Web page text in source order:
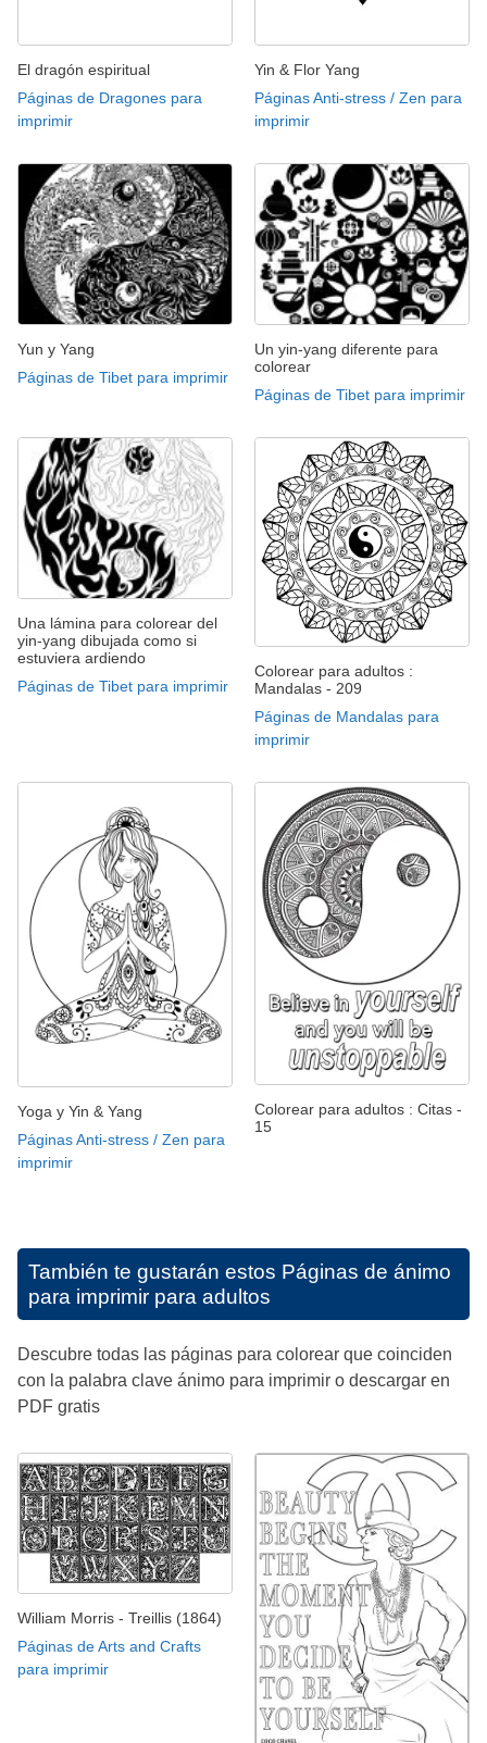
El dragón espiritual
Páginas de Dragones para
imprimir
Yin & Flor Yang
Páginas Anti-stress / Zen para
imprimir
Yun y Yang
Páginas de Tibet para imprimir
Un yin-yang diferente para
colorear
Páginas de Tibet para imprimir
Una lámina para colorear del
yin-yang dibujada como si
estuviera ardiendo
Páginas de Tibet para imprimir
Colorear para adultos :
Mandalas - 209
Páginas de Mandalas para
imprimir
Yoga y Yin & Yang
Páginas Anti-stress / Zen para
imprimir
Colorear para adultos : Citas -
15
También te gustarán estos Páginas de ánimo
para imprimir para adultos
Descubre todas las páginas para colorear que coinciden
con la palabra clave ánimo para imprimir o descargar en
PDF gratis
William Morris - Treillis (1864)
Páginas de Arts and Crafts
para imprimir